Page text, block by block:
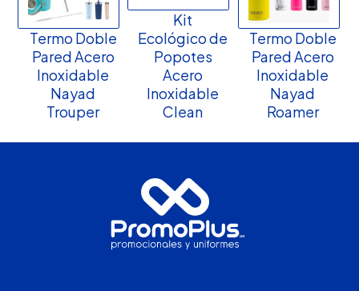
Termo Doble
Pared Acero
Inoxidable
Nayad
Trouper
Kit
Ecológico de
Popotes
Acero
Inoxidable
Clean
Termo Doble
Pared Acero
Inoxidable
Nayad
Roamer